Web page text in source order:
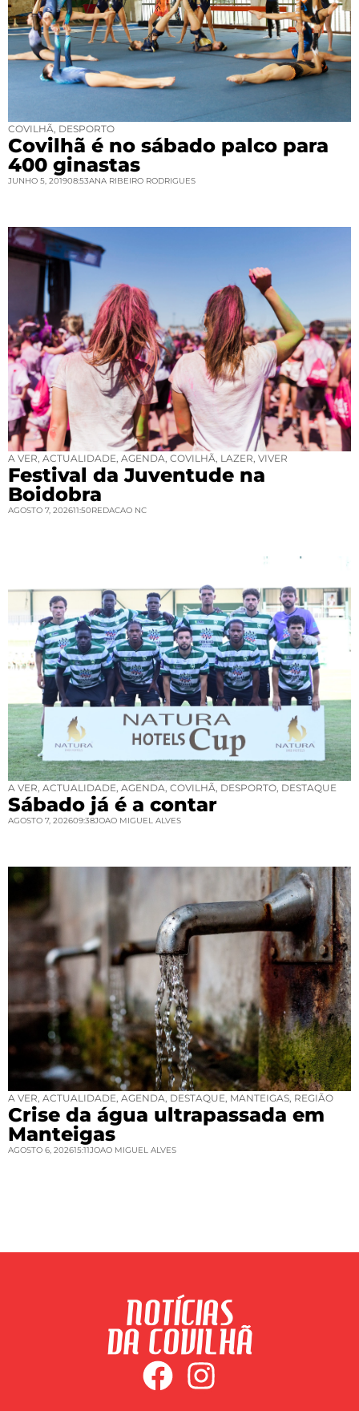
COVILHÃ, DESPORTO
Covilhã é no sábado palco para
400 ginastas
JUNHO 5, 201908:53ANA RIBEIRO RODRIGUES
A VER, ACTUALIDADE, AGENDA, COVILHÃ, LAZER, VIVER
Festival da Juventude na
Boidobra
AGOSTO 7, 202611:50REDACAO NC
A VER, ACTUALIDADE, AGENDA, COVILHÃ, DESPORTO, DESTAQUE
Sábado já é a contar
AGOSTO 7, 202609:38JOAO MIGUEL ALVES
A VER, ACTUALIDADE, AGENDA, DESTAQUE, MANTEIGAS, REGIÃO
Crise da água ultrapassada em
Manteigas
AGOSTO 6, 202615:11JOAO MIGUEL ALVES